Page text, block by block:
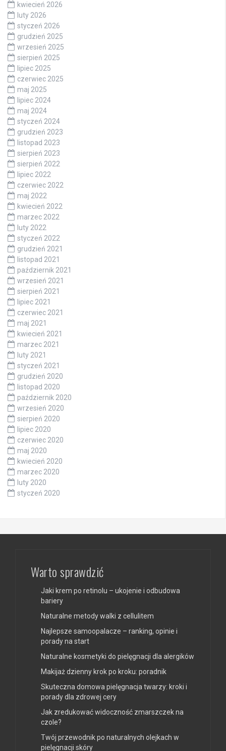
kwiecień 2026
luty 2026
styczeń 2026
grudzień 2025
wrzesień 2025
sierpień 2025
lipiec 2025
czerwiec 2025
maj 2025
lipiec 2024
maj 2024
styczeń 2024
grudzień 2023
listopad 2023
sierpień 2023
sierpień 2022
lipiec 2022
czerwiec 2022
maj 2022
kwiecień 2022
marzec 2022
luty 2022
styczeń 2022
grudzień 2021
listopad 2021
październik 2021
wrzesień 2021
sierpień 2021
lipiec 2021
czerwiec 2021
maj 2021
kwiecień 2021
marzec 2021
luty 2021
styczeń 2021
grudzień 2020
listopad 2020
październik 2020
wrzesień 2020
sierpień 2020
lipiec 2020
czerwiec 2020
maj 2020
kwiecień 2020
marzec 2020
luty 2020
styczeń 2020
Warto sprawdzić
Jaki krem po retinolu – ukojenie i odbudowa
bariery
Naturalne metody walki z cellulitem
Najlepsze samoopalacze – ranking, opinie i
porady na start
Naturalne kosmetyki do pielęgnacji dla alergików
Makijaż dzienny krok po kroku: poradnik
Skuteczna domowa pielęgnacja twarzy: kroki i
porady dla zdrowej cery
Jak zredukować widoczność zmarszczek na
czole?
Twój przewodnik po naturalnych olejkach w
pielęgnacji skóry